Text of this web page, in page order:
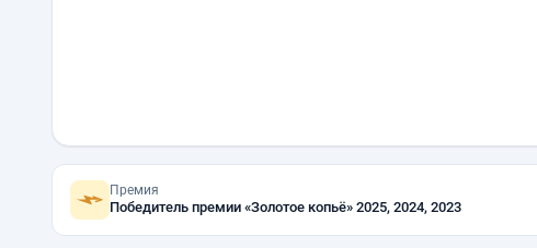
Премия
Победитель премии «Золотое копьё» 2025, 2024, 2023